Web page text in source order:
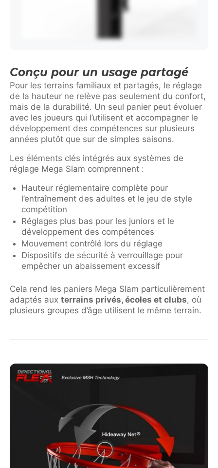
Conçu pour un usage partagé
Pour les terrains familiaux et partagés, le réglage
de la hauteur ne relève pas seulement du confort,
mais de la durabilité. Un seul panier peut évoluer
avec les joueurs qui l’utilisent et accompagner le
développement des compétences sur plusieurs
années plutôt que sur de simples saisons.
Les éléments clés intégrés aux systèmes de
réglage Mega Slam comprennent :
Hauteur réglementaire complète pour
l’entraînement des adultes et le jeu de style
compétition
Réglages plus bas pour les juniors et le
développement des compétences
Mouvement contrôlé lors du réglage
Dispositifs de sécurité à verrouillage pour
empêcher un abaissement excessif
Cela rend les paniers Mega Slam particulièrement
adaptés aux terrains privés, écoles et clubs, où
plusieurs groupes d’âge utilisent le même terrain.